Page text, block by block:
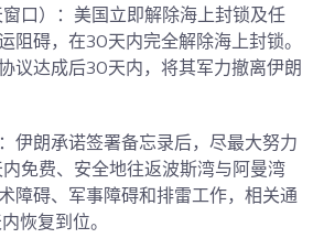
口）： 美国立即解除海上封锁及任
阻碍，在30天内完全解除海上封锁。
议达成后30天内，将其军力撤离伊朗
伊朗承诺签署备忘录后，尽最大努力
免费、安全地往返波斯湾与阿曼湾
障碍、军事障碍和排雷工作，相关通
恢复到位。